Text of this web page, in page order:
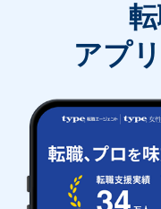
アプリ